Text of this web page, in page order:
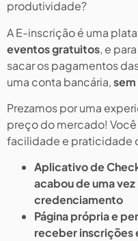
produtividade?
A E-inscrição é uma
eventos gratuitos, e
sacar os pagamentos
uma conta bancária,
Prezamos por uma
preço do mercado!
facilidade e praticidade
Aplicativo de
acabou de uma
credenciamento
Página própria e
receber inscrições